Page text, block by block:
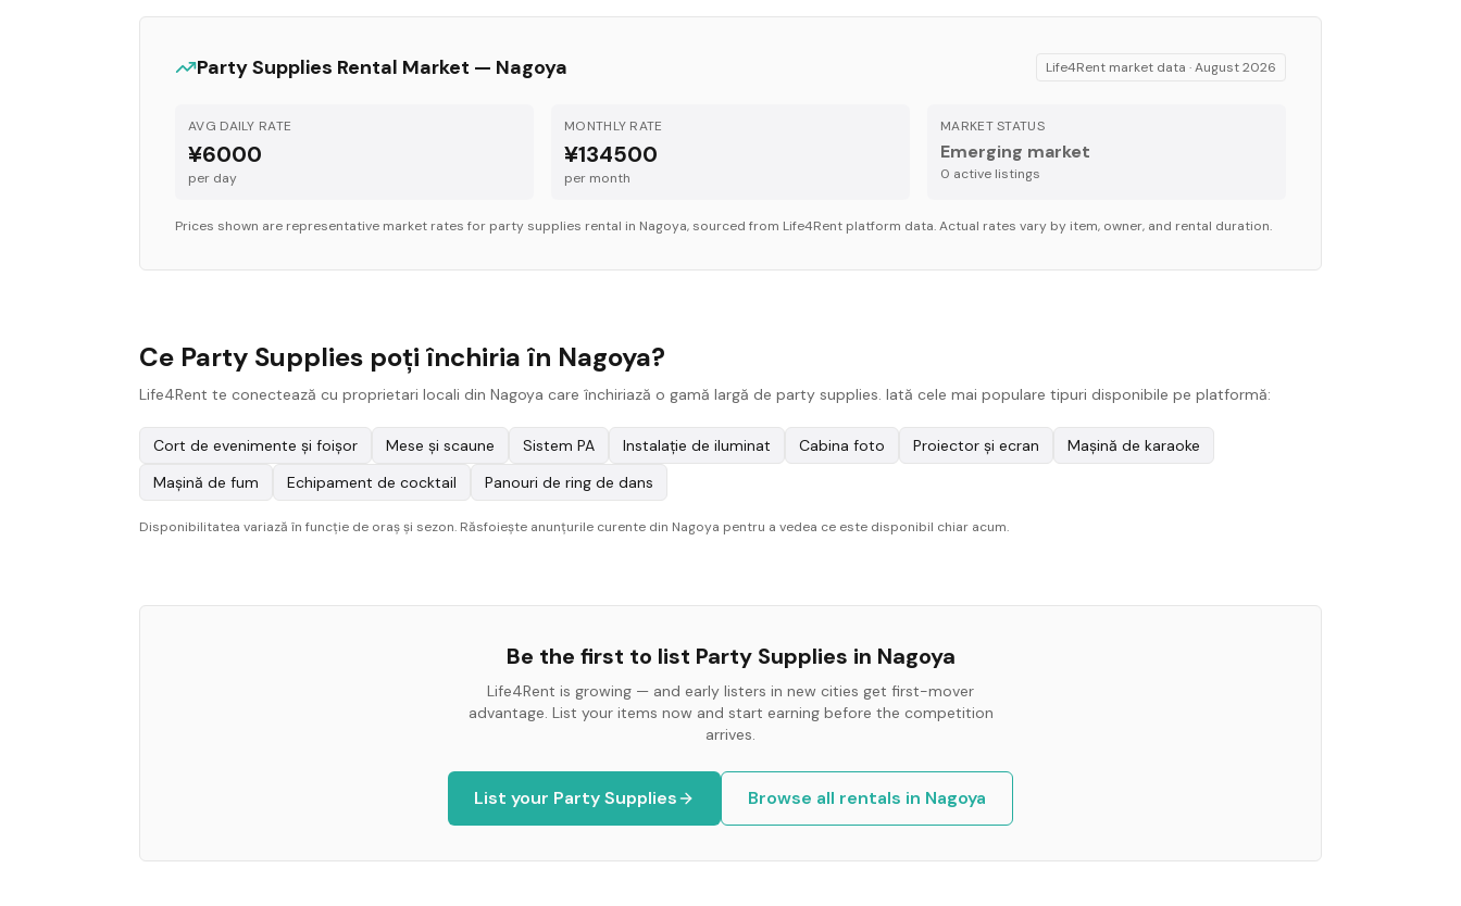
Party Supplies Rental Market — Nagoya Life4Rent market data ·August 2026
AVG DAILY RATE
¥6000
per day
MONTHLY RATE
¥134500
per month
MARKET STATUS
Emerging market
0 active listings
Prices shown are representative market rates for party supplies rental in Nagoya, sourced from Life4Rent platform data. Actual rates vary by item, owner, and rental duration.
Ce Party Supplies poți închiria în Nagoya?
Life4Rent te conectează cu proprietari locali din Nagoya care închiriază o gamă largă de party supplies. Iată cele mai populare tipuri disponibile pe platformă:
Cort de evenimente și foișor Mese și scaune Sistem PA Instalație de iluminat Cabina foto Proiector și ecran
Mașină de karaoke
Mașină de fum
Echipament de cocktail Panouri de ring de dans
Disponibilitatea variază în funcție de oraș și sezon. Răsfoiește anunțurile curente din Nagoya pentru a vedea ce este disponibil chiar acum.
Be the first to list Party Supplies in Nagoya
Life4Rent is growing — and early listers in new cities get first-mover
advantage. List your items now and start earning before the competition
arrives.
List your Party Supplies Browse all rentals in Nagoya